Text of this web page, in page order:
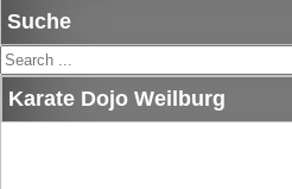
Suche
Search
Karate Dojo Weilburg